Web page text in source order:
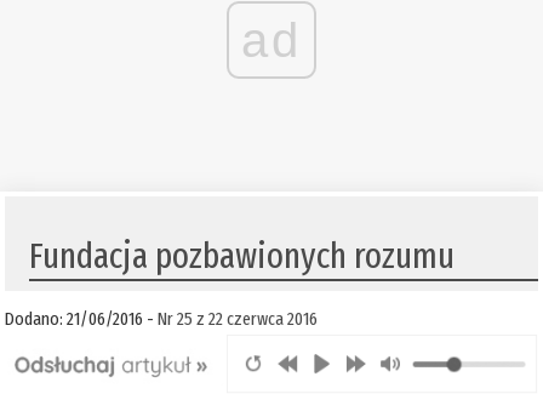
ad
Fundacja pozbawionych rozumu
Dodano: 21/06/2016 -Nr 25 z 22 czerwca 2016